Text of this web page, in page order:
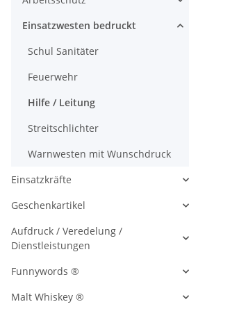
Einsatzwesten bedruckt
Schul Sanitäter
Feuerwehr
Hilfe / Leitung
Streitschlichter
Warnwesten mit Wunschdruck
Einsatzkräfte
Geschenkartikel
Aufdruck / Veredelung /
Dienstleistungen
Funnywords ®
Malt Whiskey ®